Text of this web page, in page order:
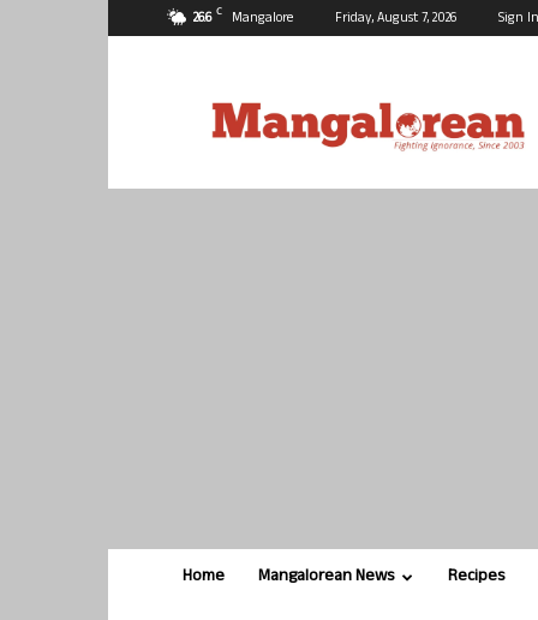
26.6 C Mangalore Friday, August 7, 2026 Sign
Home Mangalorean News Recipes